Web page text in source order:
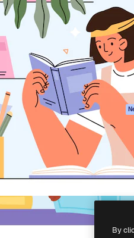
Unternehmen,
KI-
KI-
KI-
Stock-
MCP für
Claude/
Agenten
API
Mobile App
Alle
By